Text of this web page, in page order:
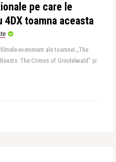
pe care le
4DX toamna aceasta
eveniment ale toamnei „The
The Crimes of Grindelwald” și